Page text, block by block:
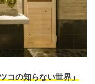
コの知らない世界」